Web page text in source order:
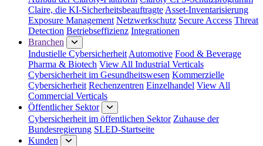
Claire, die KI-Sicherheitsbeauftragte Asset-Inventarisierung
Exposure Management Netzwerkschutz Secure Access Threat
Detection Betriebseffizienz Integrationen
Branchen
Industielle Cybersicherheit Automotive Food & Beverage
Pharma & Biotech View All Industrial Verticals
Cybersicherheit im Gesundheitswesen Kommerzielle
Cybersicherheit Rechenzentren Einzelhandel View All
Commercial Verticals
Öffentlicher Sektor
Cybersicherheit im öffentlichen Sektor Zuhause der
Bundesregierung SLED-Startseite
Kunden